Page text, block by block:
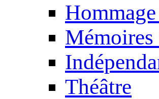
Théâtre